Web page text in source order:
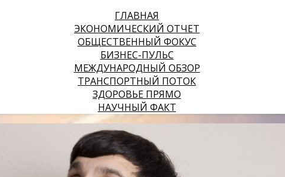
ГЛАВНАЯ
ЭКОНОМИЧЕСКИЙ ОТЧЕТ
ОБЩЕСТВЕННЫЙ ФОКУС
БИЗНЕС-ПУЛЬС
МЕЖДУНАРОДНЫЙ ОБЗОР
ТРАНСПОРТНЫЙ ПОТОК
ЗДОРОВЬЕ ПРЯМО
НАУЧНЫЙ ФАКТ